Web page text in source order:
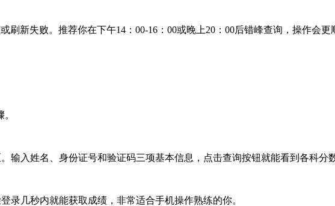
新失败。推荐你在下午14：00-16：00或晚上20：00后错峰查询，操作会更
入姓名、身份证号和验证码三项基本信息，点击查询按钮就能看到各科分数
几秒内就能获取成绩，非常适合手机操作熟练的你。